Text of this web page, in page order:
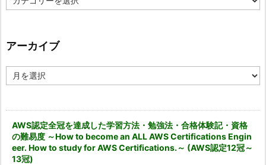
テ
ー
アーカイブ
ー
AWS認定全冠を達成した学習方法・勉強法・合格体験記・資格
の難易度 ～How to become an ALL AWS Certifications Engin
eer. How to study for AWS Certifications.～ (AWS認定12冠～
13冠)